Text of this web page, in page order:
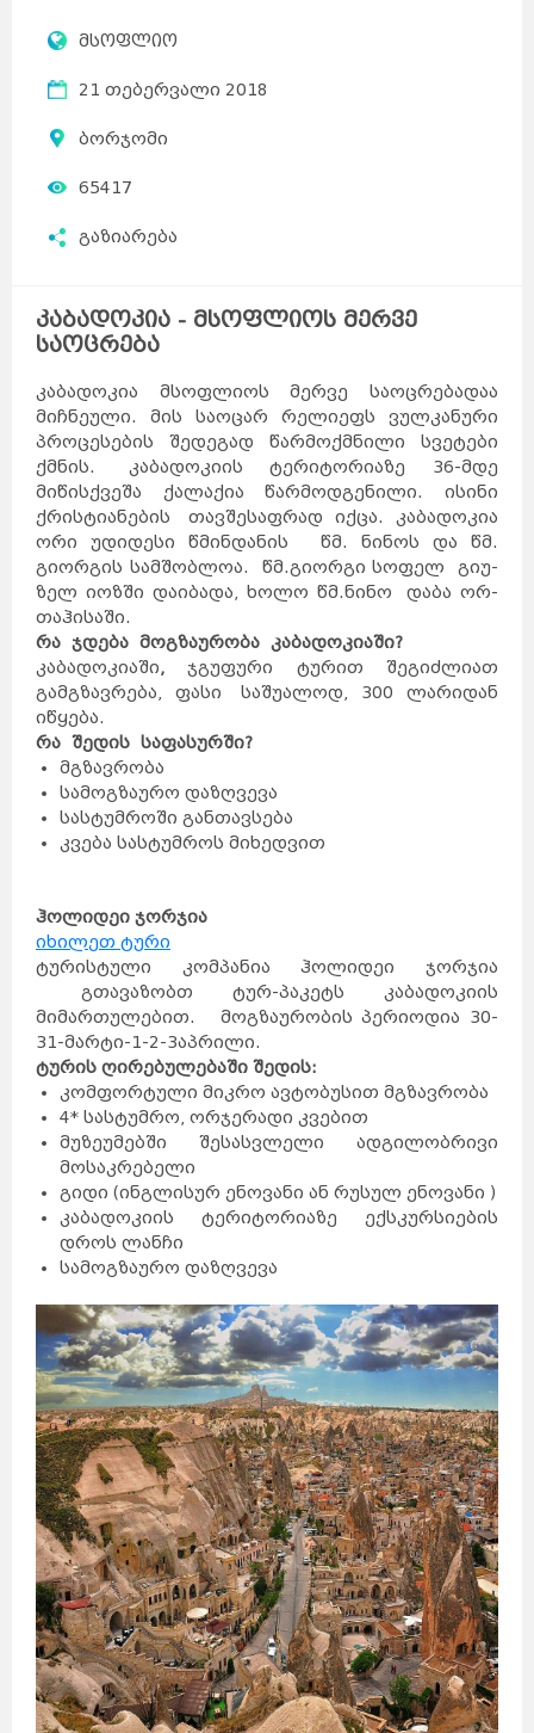
მსოფლიო
21 თებერვალი 2018
ბორჯომი
65417
გაზიარება
კაბადოკია - მსოფლიოს მერვე
საოცრება
კაბადოკია მსოფლიოს მერვე საოცრებადაა
მიჩნეული. მის საოცარ რელიეფს ვულკანური
პროცესების შედეგად წარმოქმნილი სვეტები
ქმნის. კაბადოკიის ტერიტორიაზე 36-მდე
მიწისქვეშა ქალაქია წარმოდგენილი. ისინი
ქრისტიანების თავშესაფრად იქცა. კაბადოკია
ორი უდიდესი წმინდანის წმ. ნინოს და წმ.
გიორგის სამშობლოა. წმ.გიორგი სო­ფე­ლ გი­უ­
ზელ იოზში დაიბადა, ხოლო წმ.ნინო და­ბა ორ­
თა­ჰი­სა­ში.
რა ჯდება მოგზაურობა კაბადოკიაში?
კაბადოკიაში,ჯგუფური ტურით შეგიძლიათ
გამგზავრება, ფასი საშუალოდ, 300 ლარიდან
იწყება.
რა შედის საფასურში?
მგზავრობა
სამოგზაურო დაზღვევა
სასტუმროში განთავსება
კვება სასტუმროს მიხედვით
ჰოლიდეი ჯორჯია
იხილეთ ტური
ტურისტული კომპანია ჰოლიდეი ჯორჯია
გთავაზობთ ტურ-პაკეტს კაბადოკიის
მიმართულებით. მოგზაურობის პერიოდია 30-
31-მარტი-1-2-3აპრილი.
ტურის ღირებულებაში შედის:
კომფორტული მიკრო ავტობუსით მგზავრობა
4* სასტუმრო, ორჯერადი კვებით
მუზეუმებში შესასვლელი ადგილობრივი
მოსაკრებელი
გიდი (ინგლისურ ენოვანი ან რუსულ ენოვანი )
კაბადოკიის ტერიტორიაზე ექსკურსიების
დროს ლანჩი
სამოგზაურო დაზღვევა